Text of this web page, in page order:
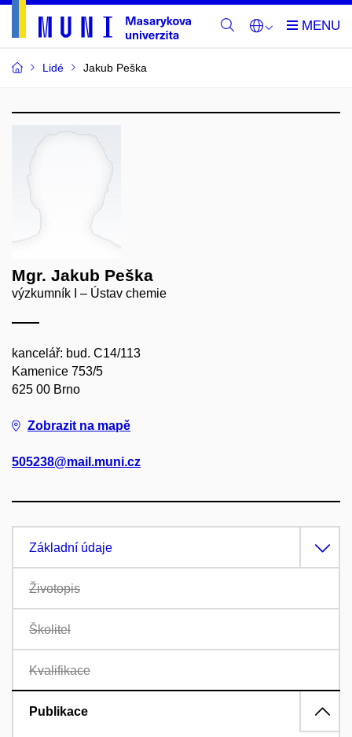
Lidé Jakub Peška
Mgr. Jakub Peška
výzkumník I – Ústav chemie
kancelář: bud. C14/113
Kamenice 753/5
625 00 Brno
Zobrazit na mapě
505238@mail.muni.cz
Základní údaje
Životopis
Školitel
Kvalifikace
Publikace